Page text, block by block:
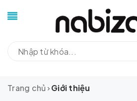
Trang chủ Giới thiệu